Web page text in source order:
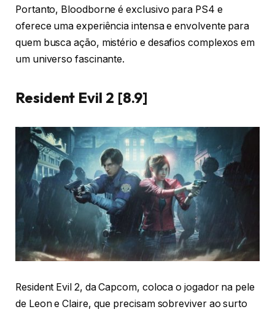
Portanto, Bloodborne é exclusivo para PS4 e
oferece uma experiência intensa e envolvente para
quem busca ação, mistério e desafios complexos em
um universo fascinante.
Resident Evil 2 [8.9]
Resident Evil 2, da Capcom, coloca o jogador na pele
de Leon e Claire, que precisam sobreviver ao surto